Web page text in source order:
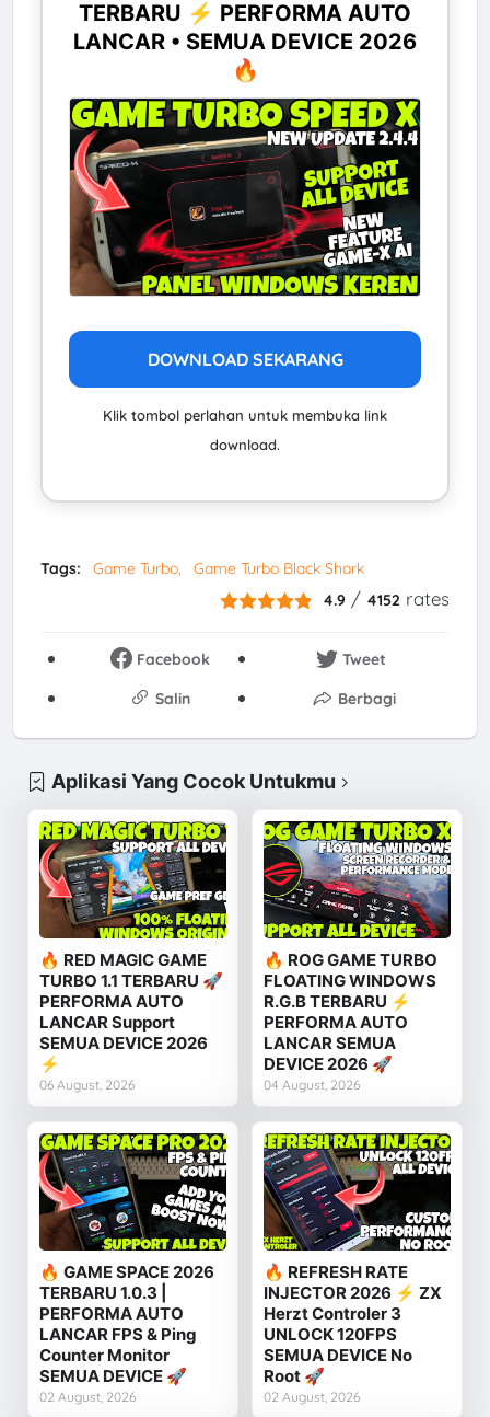
TERBARU ⚡ PERFORMA AUTO
LANCAR • SEMUA DEVICE 2026
🔥
DOWNLOAD SEKARANG
Klik tombol perlahan untuk membuka link
download.
Tags: Game Turbo
Game Turbo Black Shark
4.9 / 4152 rates
Facebook
Tweet
Salin
Berbagi
Aplikasi Yang Cocok Untukmu
🔥 RED MAGIC GAME
TURBO 1.1 TERBARU 🚀
PERFORMA AUTO
LANCAR Support
SEMUA DEVICE 2026
⚡
06 August, 2026
🔥 ROG GAME TURBO
FLOATING WINDOWS
R.G.B TERBARU ⚡
PERFORMA AUTO
LANCAR SEMUA
DEVICE 2026 🚀
04 August, 2026
🔥 GAME SPACE 2026
TERBARU 1.0.3 |
PERFORMA AUTO
LANCAR FPS & Ping
Counter Monitor
SEMUA DEVICE 🚀
02 August, 2026
🔥 REFRESH RATE
INJECTOR 2026 ⚡ ZX
Herzt Controler 3
UNLOCK 120FPS
SEMUA DEVICE No
Root 🚀
02 August, 2026